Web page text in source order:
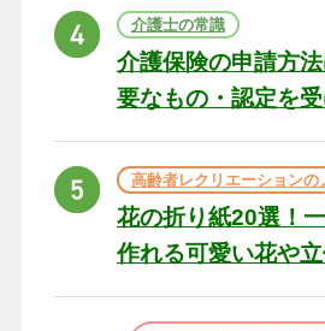
ト
介護士の常識
介護保険の申請方
要なもの・認定を
高齢者レクリエーションの
花の折り紙20選！
作れる可愛い花や